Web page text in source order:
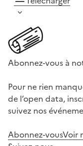
Abonnez-vous à
Pour ne rien
de l’open data,
suivez nos
Abonnez-vousVoir